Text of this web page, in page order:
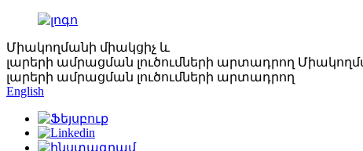
Միակողմանի միակցիչ և
լարերի ամրացման լուծումների արտադրող
լարերի ամրացման լուծումների արտադրող
English